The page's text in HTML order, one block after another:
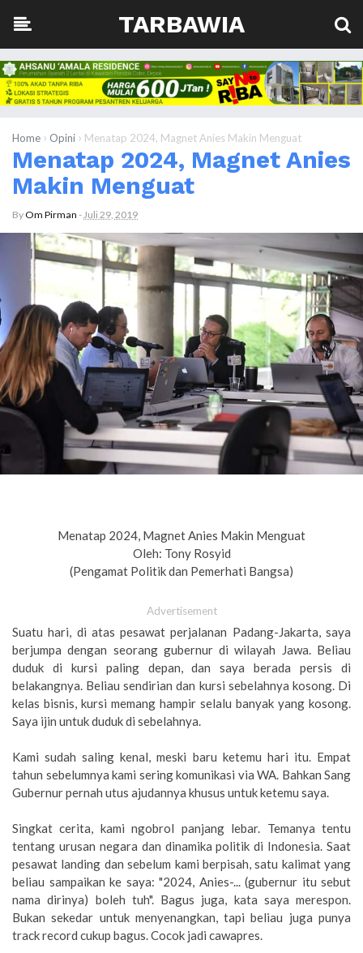
TARBAWIA
Home › Opini › Menatap 2024, Magnet Anies Makin Menguat
Menatap 2024, Magnet Anies
Makin Menguat
ByOm Pirman -Juli 29, 2019
Menatap 2024, Magnet Anies Makin Menguat
Oleh: Tony Rosyid
(Pengamat Politik dan Pemerhati Bangsa)
Advertisement
Suatu hari, di atas pesawat perjalanan Padang-Jakarta, saya
berjumpa dengan seorang gubernur di wilayah Jawa. Beliau
duduk di kursi paling depan, dan saya berada persis di
belakangnya. Beliau sendirian dan kursi sebelahnya kosong. Di
kelas bisnis, kursi memang hampir selalu banyak yang kosong.
Saya ijin untuk duduk di sebelahnya.
Kami sudah saling kenal, meski baru ketemu hari itu. Empat
tahun sebelumnya kami sering komunikasi via WA. Bahkan Sang
Gubernur pernah utus ajudannya khusus untuk ketemu saya.
Singkat cerita, kami ngobrol panjang lebar. Temanya tentu
tentang urusan negara dan dinamika politik di Indonesia. Saat
pesawat landing dan sebelum kami berpisah, satu kalimat yang
beliau sampaikan ke saya: "2024, Anies-... (gubernur itu sebut
nama dirinya) boleh tuh". Bagus juga, kata saya merespon.
Bukan sekedar untuk menyenangkan, tapi beliau juga punya
track record cukup bagus. Cocok jadi cawapres.